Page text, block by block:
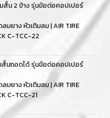
สั้น 2 ข้าง รุ่นข้อต่อคอปเปอร์
ลมยาง หัวเติมลม | AIR TIRE
C-TCC-22
สั้นถอดได้ รุ่นข้อต่อคอปเปอร์
ลมยาง หัวเติมลม | AIR TIRE
C-TCC-21